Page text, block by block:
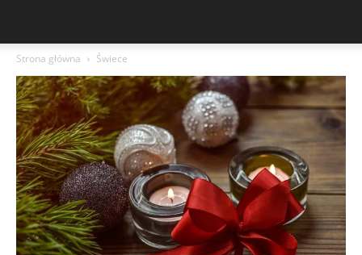
Strona główna Świece